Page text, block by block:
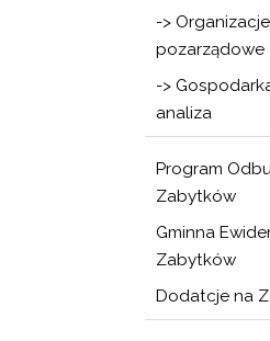
-> Organizacje
pozarządowe
->
analiza
Program
Zabytków
Gminna
Zabytków
Dodatcje na